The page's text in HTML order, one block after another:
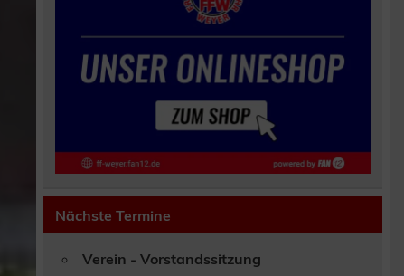
Nächste Termine
Verein - Vorstandssitzung